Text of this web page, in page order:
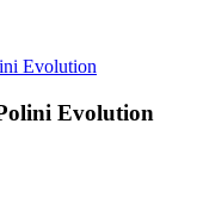
Evolution